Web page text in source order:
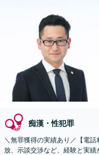
痴漢・性犯罪
＼無罪獲得の実績あり／【電
放、示談交渉など、経験と実